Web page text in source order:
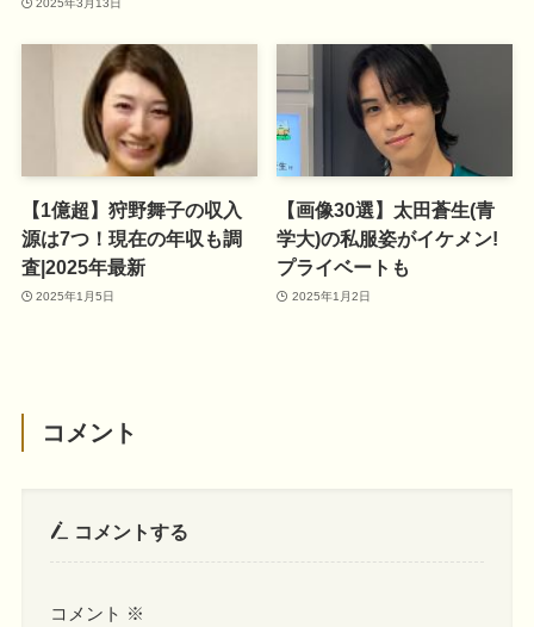
【1億超】狩野舞子の収入
源は7つ！現在の年収も調
査|2025年最新
2025年1月5日
【画像30選】太田蒼生(青
学大)の私服姿がイケメン!
プライベートも
2025年1月2日
コメント
コメントする
コメント ※